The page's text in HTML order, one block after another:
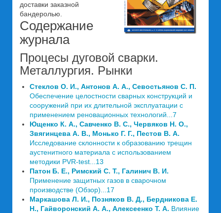
доставки заказной
бандеролью.
Содержание
журнала
Процесы дуговой сварки.
Металлургия. Рынки
Стеклов О. И., Антонов А. А., Севостьянов С. П.
Обеспечение целостности сварных конструкций и
сооружений при их длительной эксплуатации с
применением реновационных технологий...7
Ющенко К. А., Савченко B. C., Червяков Н. О.,
Звягинцева А. В., Монько Г. Г., Пестов В. А.
Исследование склонности к образованию трещин
аустенитного материала с использованием
методики PVR-test...13
Патон Б. Е., Римский С. Т., Галинич В. И.
Применение защитных газов в сварочном
производстве (Обзор)...17
Маркашова Л. И., Позняков В. Д., Бердникова Е.
Н., Гайворонский А. А., Алексеенко Т. А. Влияние